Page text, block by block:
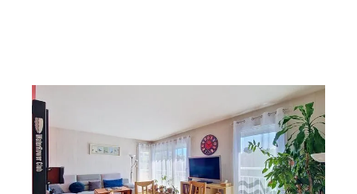
FRESNES 94
Ref : 9726
Appartement F4 à vendre